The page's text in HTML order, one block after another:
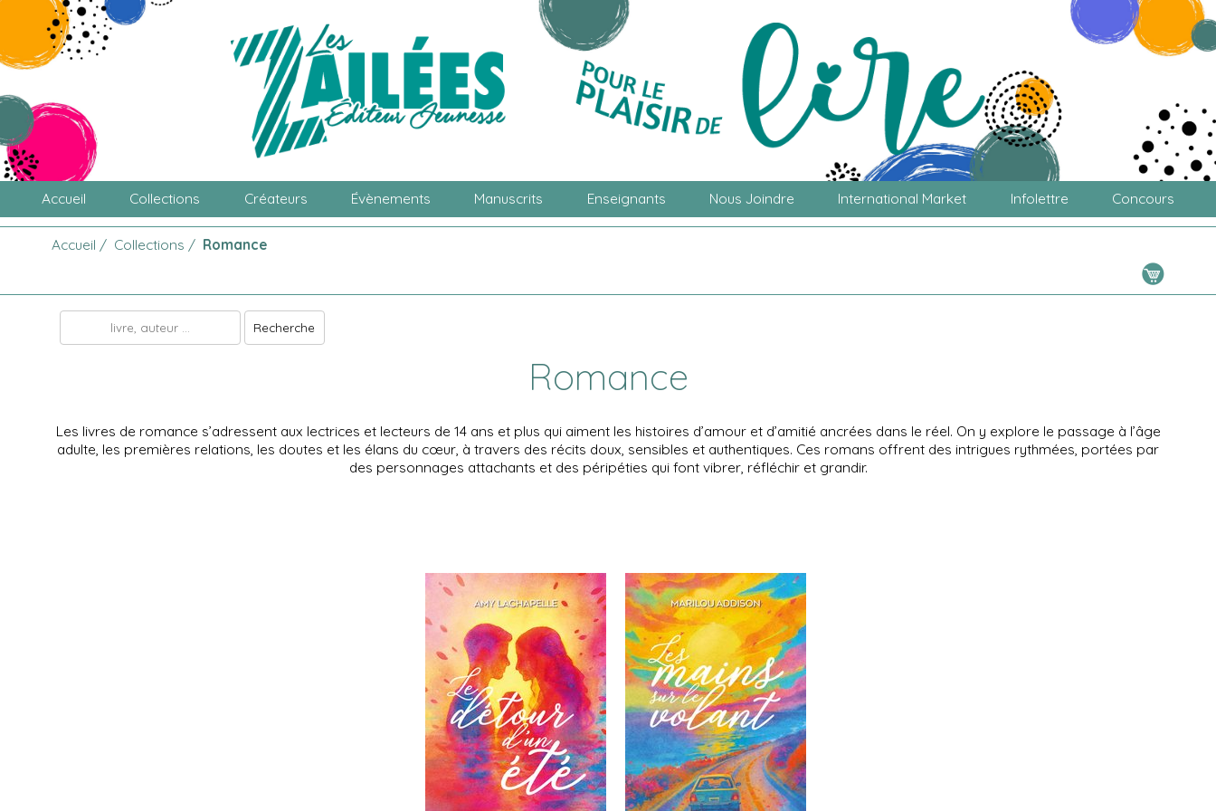
Accueil Collections Créateurs Évènements Manuscrits Enseignants Nous Joindre International Market Infolettre Concours
Accueil / Collections / Romance
Romance
Les livres de romance s’adressent aux lectrices et lecteurs de 14 ans et plus qui aiment les histoires d’amour et d’amitié ancrées dans le réel. On y explore le passage à l’âge
adulte, les premières relations, les doutes et les élans du cœur, à travers des récits doux, sensibles et authentiques. Ces romans offrent des intrigues rythmées, portées par
des personnages attachants et des péripéties qui font vibrer, réfléchir et grandir.